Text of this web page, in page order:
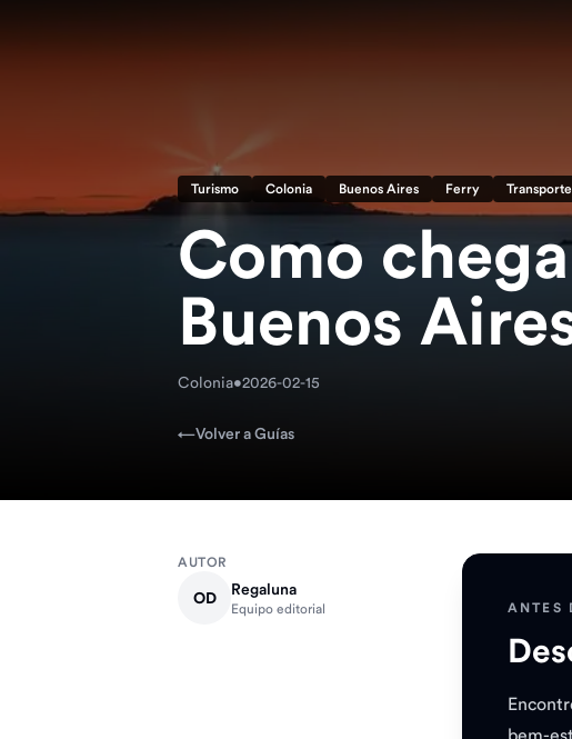
Turismo Colonia Buenos Aires Ferry Transporte
Como
Buenos
Colonia•2026-02-15
←Volver a Guías
AUTOR
OD Regaluna
Equipo editorial ANTES
bem-